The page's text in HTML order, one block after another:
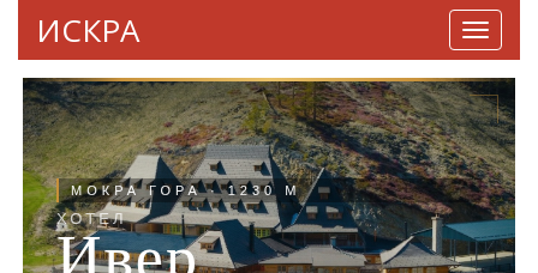
ИСКРА